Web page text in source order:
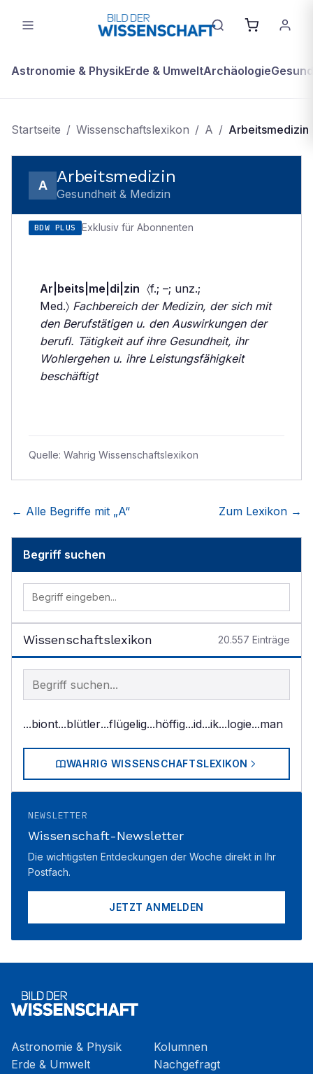
Astronomie & PhysikErde & UmweltArchäologie
Startseite / Wissenschaftslexikon / A / Arbeitsmedizin
A Arbeitsmedizin
Gesundheit & Medizin
BDW PLUS Exklusiv für Abonnenten
Ar|beits|me|di|zin 〈f.; –; unz.;
Med.〉 Fachbereich der Medizin, der sich mit
den Berufstätigen u. den Auswirkungen der
berufl. Tätigkeit auf ihre Gesundheit, ihr
Wohlergehen u. ihre Leistungsfähigkeit
beschäftigt
Quelle: Wahrig Wissenschaftslexikon
← Alle Begriffe mit „A“ Zum Lexikon →
Begriff suchen
Wissenschaftslexikon 20.557 Einträge
Begriff im Lexikon suchen
...biont...blütler...flügelig...höffig...id...ik...logie...man
WAHRIG WISSENSCHAFTSLEXIKON
NEWSLETTER
Wissenschaft-Newsletter
Die wichtigsten Entdeckungen der Woche direkt in Ihr
Postfach.
JETZT ANMELDEN
Astronomie & Physik
Erde & Umwelt
Kolumnen
Nachgefragt